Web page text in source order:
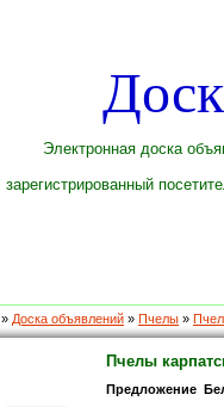
Электронная доска
зарегистрированный
» Доска объявлений » Пчелы »
Пчелы
Предложение